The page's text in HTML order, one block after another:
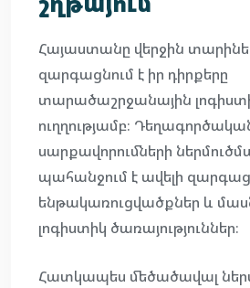
Հայաստանը վերջին
զարգացնում է իր դիրքերը
տարածաշրջանային
ուղղությամբ։
սարքավորումների
պահանջում է ավելի
ենթակառուցվածքներ և
լոգիստիկ ծառայություններ։
Հատկապես մեծածավալ